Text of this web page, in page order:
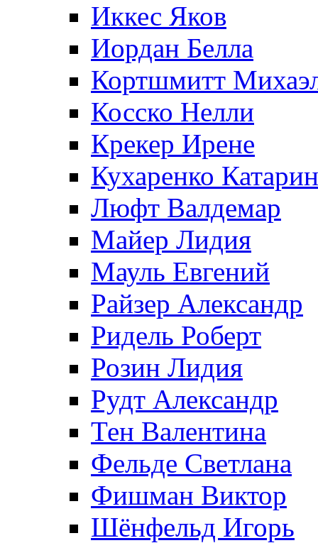
Иккес Яков
Иордан Белла
Кортшмитт
Косско Нелли
Крекер Ирене
Кухаренко
Люфт Валдемaр
Майер Лидия
Мауль Евгений
Райзер Александр
Ридель Роберт
Розин Лидия
Рудт Александр
Тен Валентина
Фельде Светлана
Фишман Виктор
Шёнфельд Игорь